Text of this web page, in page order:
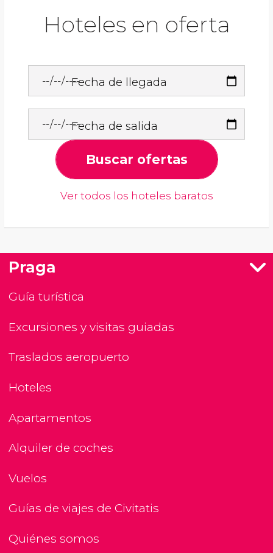
Hoteles en oferta
Fecha de llegada
Fecha de salida
Buscar ofertas
Ver todos los hoteles baratos
Praga
Guía turística
Excursiones y visitas guiadas
Traslados aeropuerto
Hoteles
Apartamentos
Alquiler de coches
Vuelos
Guías de viajes de Civitatis
Quiénes somos